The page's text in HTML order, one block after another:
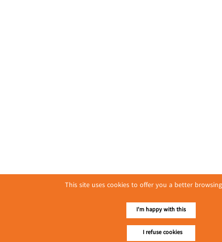
This site uses cookies to offer you a better
I'm happy with this
I refuse cookies